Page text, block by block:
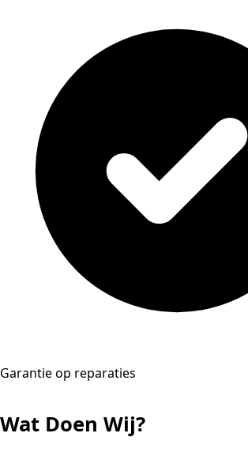
Garantie op reparaties
Wat Doen Wij?